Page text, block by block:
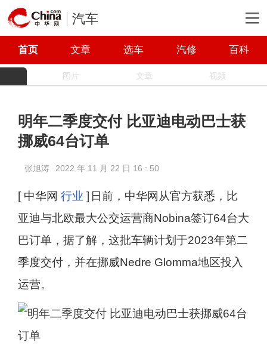
汽车
首页 文章 选车 汽修 百科
图片 文章 视频
明年二季度交付 比亚迪电动巴士获
挪威64台订单
张旭涛 2022 年 11 月 22 日 16 : 50
[ 中华网 行业 ] 日前，中华网从官方获悉，比
亚迪与北欧最大公交运营商Nobina签订64台大
巴订单，据了解，这批车辆计划于2023年第二
季度交付，并在挪威Nedre Glomma地区投入
运营。